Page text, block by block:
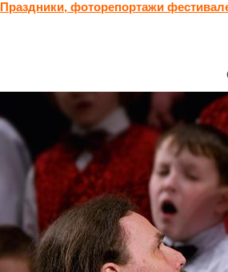
Праздники, фоторепортажи